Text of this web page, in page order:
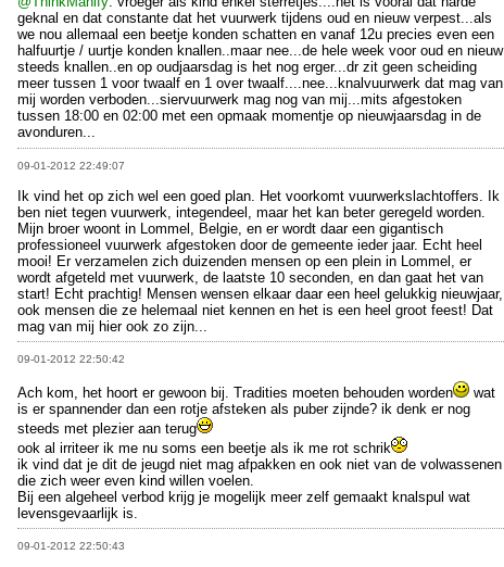
geknal en dat constante dat het vuurwerk tijdens oud en nieuw verpest...als
we nou allemaal een beetje konden schatten en vanaf 12u precies even een
halfuurtje / uurtje konden knallen..maar nee...de hele week voor oud en nieuw
steeds knallen..en op oudjaarsdag is het nog erger...dr zit geen scheiding
meer tussen 1 voor twaalf en 1 over twaalf....nee...knalvuurwerk dat mag van
mij worden verboden...siervuurwerk mag nog van mij...mits afgestoken
tussen 18:00 en 02:00 met een opmaak momentje op nieuwjaarsdag in de
avonduren...
09-01-2012 22:49:07
Ik vind het op zich wel een goed plan. Het voorkomt vuurwerkslachtoffers. Ik
ben niet tegen vuurwerk, integendeel, maar het kan beter geregeld worden.
Mijn broer woont in Lommel, Belgie, en er wordt daar een gigantisch
professioneel vuurwerk afgestoken door de gemeente ieder jaar. Echt heel
mooi! Er verzamelen zich duizenden mensen op een plein in Lommel, er
wordt afgeteld met vuurwerk, de laatste 10 seconden, en dan gaat het van
start! Echt prachtig! Mensen wensen elkaar daar een heel gelukkig nieuwjaar,
ook mensen die ze helemaal niet kennen en het is een heel groot feest! Dat
mag van mij hier ook zo zijn...
09-01-2012 22:50:42
Ach kom, het hoort er gewoon bij. Tradities moeten behouden worden
wat
is er spannender dan een rotje afsteken als puber zijnde? ik denk er nog
steeds met plezier aan terug
ook al irriteer ik me nu soms een beetje als ik me rot schrik
ik vind dat je dit de jeugd niet mag afpakken en ook niet van de volwassenen
die zich weer even kind willen voelen.
Bij een algeheel verbod krijg je mogelijk meer zelf gemaakt knalspul wat
levensgevaarlijk is.
09-01-2012 22:50:43